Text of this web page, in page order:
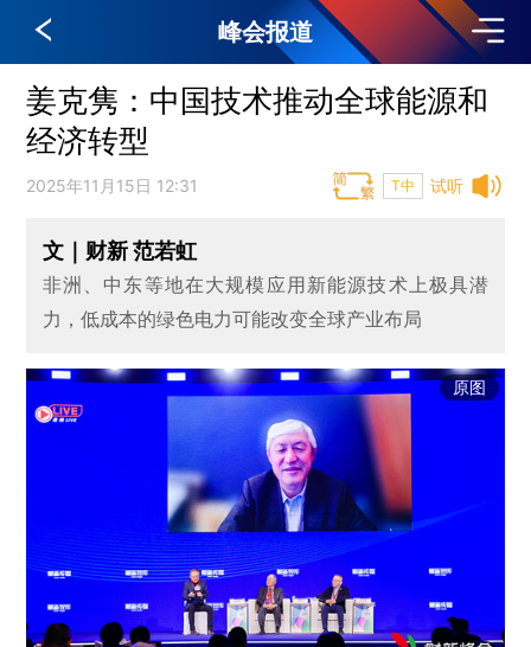
峰会报道
姜克隽：中国技术推动全球能源和
经济转型
试听
2025年11月15日 12:31 T中
文｜财新 范若虹
非洲、中东等地在大规模应用新能源技术上极具潜
力，低成本的绿色电力可能改变全球产业布局
原图